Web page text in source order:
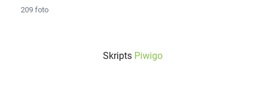
209 foto
Skripts Piwigo